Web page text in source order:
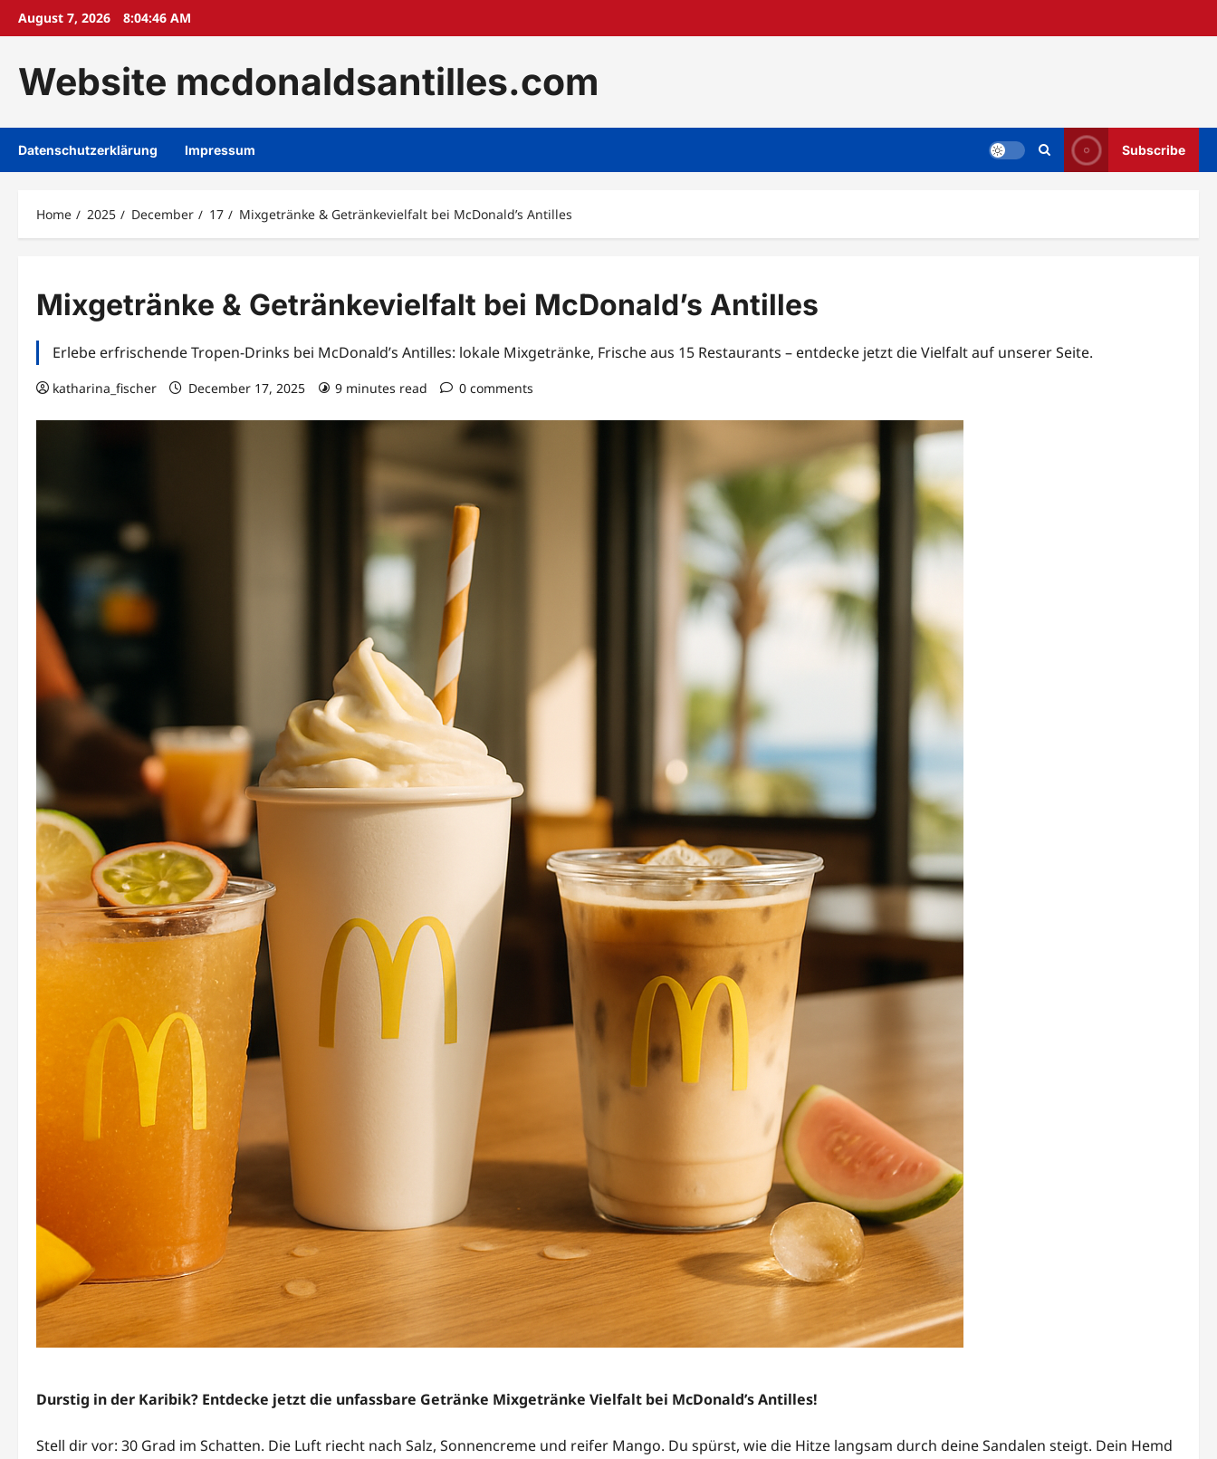
SkipAugust 7, 2026 8:04:47 AM
Website mcdonaldsantilles.com
Datenschutzerklärung Impressum Subscribe
Home 2025 December 17 Mixgetränke & Getränkevielfalt bei McDonald’s Antilles
Mixgetränke & Getränkevielfalt bei McDonald’s Antilles
Erlebe erfrischende Tropen-Drinks bei McDonald’s Antilles: lokale Mixgetränke, Frische aus 15 Restaurants – entdecke jetzt die Vielfalt auf unserer Seite.
katharina_fischer December 17, 2025 9 minutes read 0 comments
Durstig in der Karibik? Entdecke jetzt die unfassbare Getränke Mixgetränke Vielfalt bei McDonald’s Antilles!
Stell dir vor: 30 Grad im Schatten. Die Luft riecht nach Salz, Sonnencreme und reifer Mango. Du spürst, wie die Hitze langsam durch deine Sandalen steigt. Dein Hemd